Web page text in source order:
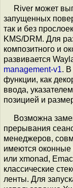
River может
запущенных
так и без
KMS/DRM. Для
композитного и
развивается
management-v1. В
функции, как
ввода,
позицией и
Возможна
прерывания
менеджеров,
имеются
или xmonad,
классические
ленты. Для